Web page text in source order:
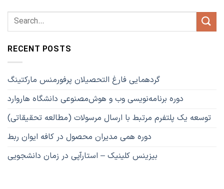
RECENT POSTS
گردهمایی فارغ التحصیلان پرفورمنس مارکتینگ
دوره برنامه‌نویسی وب و هوش‌مصنوعی دانشگاه هاروارد
توسعه یک پلتفرم مرتبط با ارسال مرسولات (مطالعه تحقیقاتی)
دوره همی مدیران محصول در کافه ایوان ربط
بیزینس کلینیک – استارآپی در زمان دانشجویی